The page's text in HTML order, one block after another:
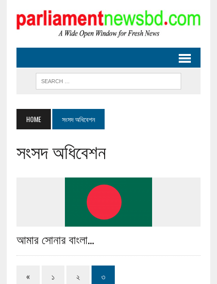
HOME সংসদ অধিবেশন
সংসদ অধিবেশন
আমার সোনার বাংলা…
« ১ ২ ৩